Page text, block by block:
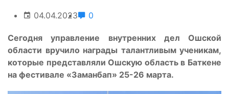
04.04.2023 0
Сегодня управление внутренних дел Ошской
области вручило награды талантливым ученикам,
которые представляли Ошскую область в Баткене
на фестивале «Заманбап» 25-26 марта.